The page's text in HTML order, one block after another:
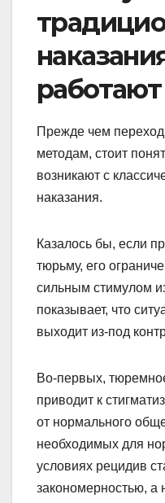
работают
Прежде чем
методам, стоит
возникают с
наказания.
Казалось бы, если
тюрьму, его
сильным стимулом
показывает, что
выходит из-под
Во-первых,
приводит к
от нормального
необходимых для
условиях рецидив
закономерностью, а